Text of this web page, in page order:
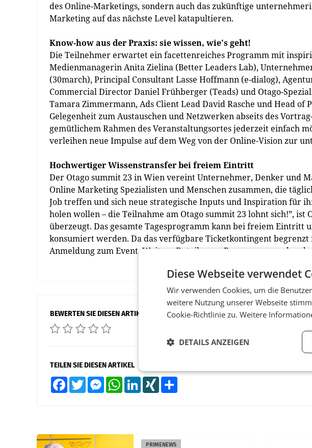
des Online-Marketings, sondern auch das zukünftige
Marketing auf das nächste Level katapultieren.
Know-how aus der Praxis: sie wissen, wie's geht!
Die Teilnehmer erwartet ein facettenreiches Programm mit
Medienmanagerin Anita Zielina (Better Leaders Lab),
(30march), Principal Consultant Lasse Hoffmann (e-dialog),
Commercial Director Daniel Frühberger (Teads) und Otago-
Tamara Zimmermann, Ads Client Lead David Rasche und Head of
Gelegenheit zum Austauschen und Netzwerken abseits des
gemütlichem Rahmen des Veranstaltungsortes jederzeit einfach
verleihen neue Impulse auf dem Weg von der Online-Vision zur
Hochwertiger Wissenstransfer bei freiem Eintritt
Der Otago summit 23 in Wien vereint Unternehmer, Denker und
Online Marketing Spezialisten und Menschen zusammen, die
Job treffen und sich neue strategische Inputs und Inspiration für
holen wollen – die Teilnahme am Otago summit 23 lohnt sich!”,
überzeugt. Das gesamte Tagesprogramm kann bei freiem Eintritt
konsumiert werden. Da das verfügbare Ticketkontingent begrenzt
Anmeldung zum Event. Weitere Details zum Programm werden
BEWERTEN SIE DIESEN ARTIKEL
TEILEN SIE DIESEN ARTIKEL
FacebookTwitter MessengerWhatsAppLinkedInXING
PRIMENEWS
Diese Webseite verwendet
Wir verwenden Cookies, um die
weitere Nutzung unserer Webseite
Cookie-Richtlinie zu. Weitere
DETAILS ANZEIGEN